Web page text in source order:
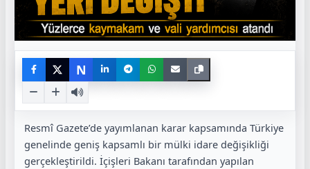
N
Resmî Gazete’de yayımlanan karar kapsamında Türkiye
genelinde geniş kapsamlı bir mülki idare değişikliği
gerçekleştirildi. İçişleri Bakanı tarafından yapılan